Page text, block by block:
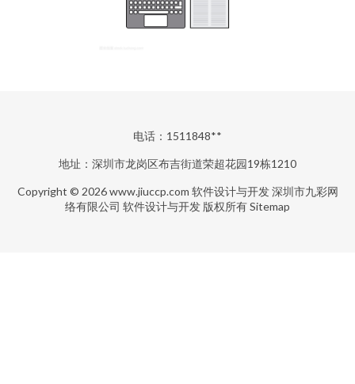
电话：1511848**
地址：深圳市龙岗区布吉街道荣超花园19栋1210
Copyright © 2026www.jiuccp.com 软件设计与开发 深圳市九彩网
络有限公司 软件设计与开发 版权所有Sitemap